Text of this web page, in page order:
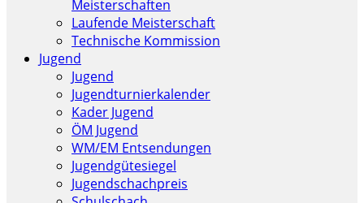
Meisterschaften
Laufende Meisterschaft
Technische Kommission
Jugend
Jugend
Jugendturnierkalender
Kader Jugend
ÖM Jugend
WM/EM Entsendungen
Jugendgütesiegel
Jugendschachpreis